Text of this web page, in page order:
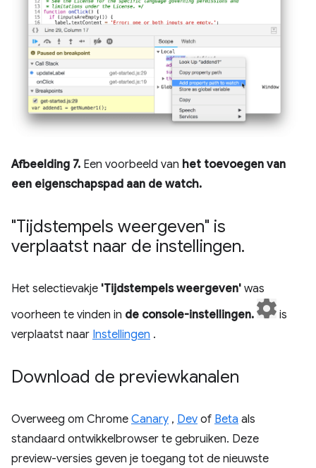
Afbeelding 7. Een voorbeeld van het toevoegen van
een eigenschapspad aan de watch.
"Tijdstempels weergeven" is
verplaatst naar de instellingen.
Het selectievakje 'Tijdstempels weergeven' was
voorheen te vinden in de console-instellingen.
is
verplaatst naar Instellingen .
Download de previewkanalen
Overweeg om Chrome Canary , Dev of Beta als
standaard ontwikkelbrowser te gebruiken. Deze
preview-versies geven je toegang tot de nieuwste